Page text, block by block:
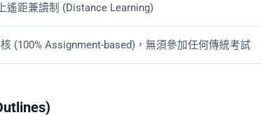
遙距兼讀制 (Distance Learning)
(100% Assignment-based)，無須參加任何傳統考試